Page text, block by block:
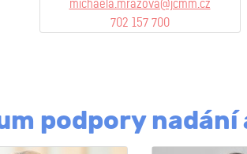
michaela.mrazova@jcmm.cz
702 157 700
podpory nadání